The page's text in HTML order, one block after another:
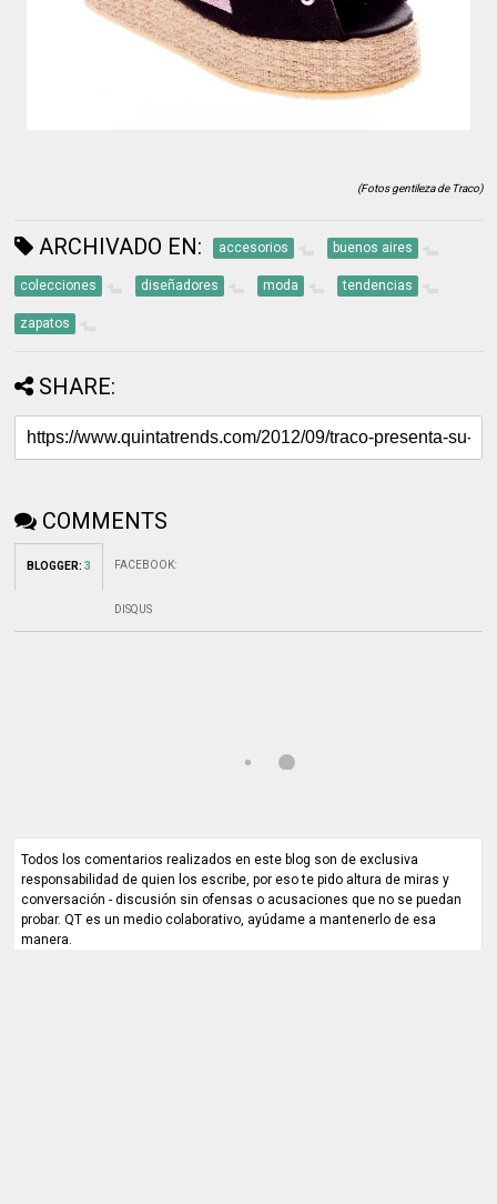
(Fotos gentileza de Traco)
ARCHIVADO EN: accesorios buenos aires
colecciones diseñadores moda tendencias
zapatos
SHARE:
COMMENTS
BLOGGER:3 FACEBOOK:
DISQUS
Todos los comentarios realizados en este blog son de exclusiva
responsabilidad de quien los escribe, por eso te pido altura de miras y
conversación - discusión sin ofensas o acusaciones que no se puedan
probar. QT es un medio colaborativo, ayúdame a mantenerlo de esa
manera.